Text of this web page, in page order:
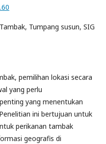
Tumpang susun, SIG
pemilihan lokasi secara
yang perlu
yang menentukan
ini bertujuan untuk
perikanan tambak
geografis di